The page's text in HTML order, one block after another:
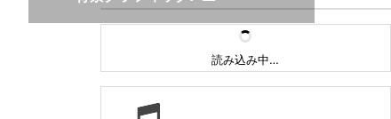
読み込み中…